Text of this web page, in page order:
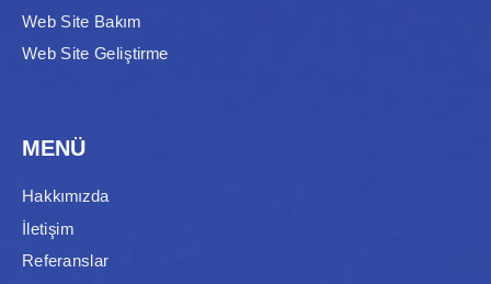
Web Site Bakım
Web Site Geliştirme
MENÜ
Hakkımızda
İletişim
Referanslar